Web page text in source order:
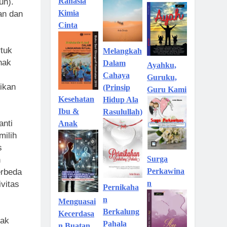
dan
Rahasia
Kimia
Cinta
Kesehatan
Ibu &
Anak
Menguasai
Kecerdasa
Melangkah
Dalam
Cahaya
(Prinsip
Hidup Ala
Rasulullah)
Pernikaha
n
Berkalung
Ayahku,
Guruku,
Guru Kami
Surga
Perkawina
n